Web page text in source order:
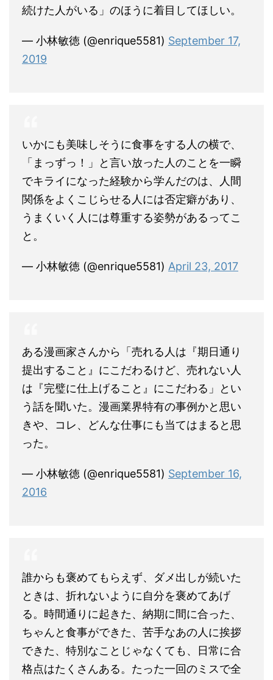
続けた人がいる」のほうに着目してほしい。
— 小林敏徳 (@enrique5581) September 17,
2019
いかにも美味しそうに食事をする人の横で、
「まっずっ！」と言い放った人のことを一瞬
でキライになった経験から学んだのは、人間
関係をよくこじらせる人には否定癖があり、
うまくいく人には尊重する姿勢があるってこ
と。
— 小林敏徳 (@enrique5581) April 23, 2017
ある漫画家さんから「売れる人は『期日通り
提出すること』にこだわるけど、売れない人
は『完璧に仕上げること』にこだわる」とい
う話を聞いた。漫画業界特有の事例かと思い
きや、コレ、どんな仕事にも当てはまると思
った。
— 小林敏徳 (@enrique5581) September 16,
2016
誰からも褒めてもらえず、ダメ出しが続いた
ときは、折れないように自分を褒めてあげ
る。時間通りに起きた、納期に間に合った、
ちゃんと食事ができた、苦手なあの人に挨拶
できた、特別なことじゃなくても、日常に合
格点はたくさんある。たった一回のミスで全